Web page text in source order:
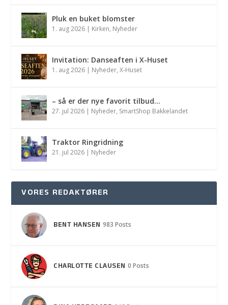
Pluk en buket blomster
1. aug 2026 | Kirken, Nyheder
Invitation: Danseaften i X-Huset
1. aug 2026 | Nyheder,X-Huset
– så er der nye favorit tilbud…
27. jul 2026 | Nyheder, SmartShop Bakkelandet
Traktor Ringridning
21. jul 2026 | Nyheder
VORES REDAKTØRER
BENT HANSEN 983 Posts
CHARLOTTE CLAUSEN 0 Posts